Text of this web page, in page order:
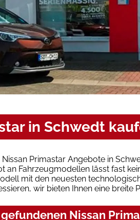
in Schwedt
Primastar Angebote in
an Fahrzeugmodellen lässt fast
mit den neuesten
wir bieten Ihnen eine breite
Nissan